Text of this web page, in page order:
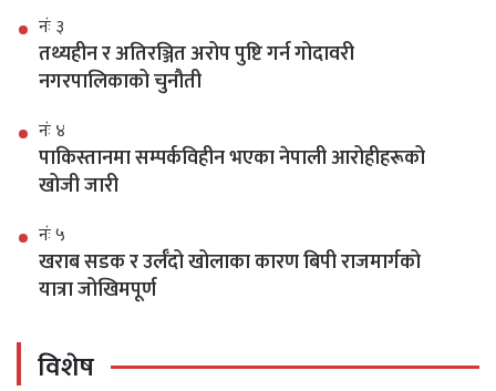
नंः ३
तथ्यहीन र अतिरञ्जित अरोप पुष्टि गर्न गोदावरी
नगरपालिकाको चुनौती
नंः ४
पाकिस्तानमा सम्पर्कविहीन भएका नेपाली आरोहीहरूको
खोजी जारी
नंः ५
खराब सडक र उर्लँदो खोलाका कारण बिपी राजमार्गको
यात्रा जोखिमपूर्ण
विशेष